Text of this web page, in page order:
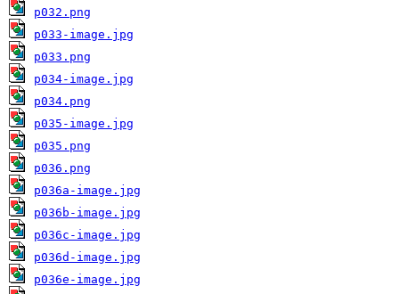
p032.png
p033-image.jpg
p033.png
p034-image.jpg
p034.png
p035-image.jpg
p035.png
p036.png
p036a-image.jpg
p036b-image.jpg
p036c-image.jpg
p036d-image.jpg
p036e-image.jpg